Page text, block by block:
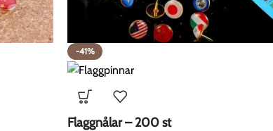
-41%
Flaggnålar – 200 st